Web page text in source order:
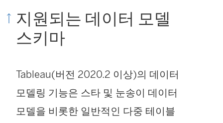
지원되는 데이터 모델
스키마
Tableau(버전 2020.2 이상)의 데이터
모델링 기능은 스타 및 눈송이 데이터
모델을 비롯한 일반적인 다중 테이블